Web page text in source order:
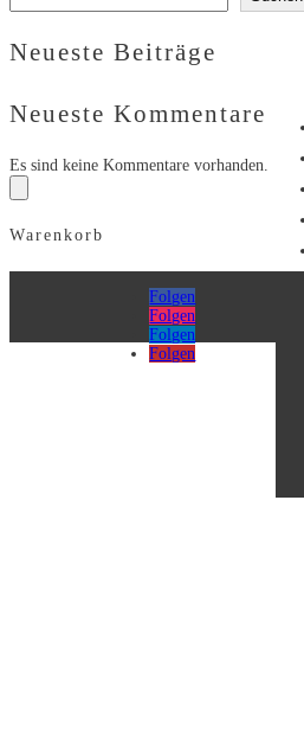
Neueste Beiträge
Neueste Kommentare
Es sind keine Kommentare vorhanden.
Warenkorb
Folgen
Folgen
Folgen
Folgen